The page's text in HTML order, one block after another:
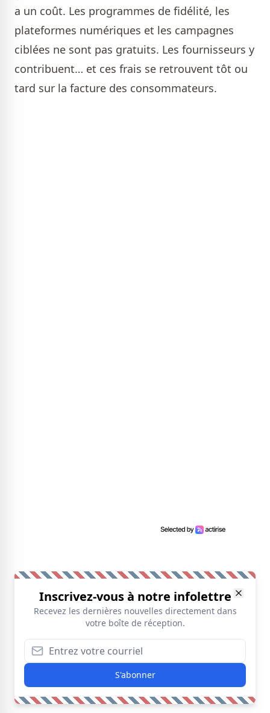
a un coût. Les programmes de fidélité, les
plateformes numériques et les campagnes
ciblées ne sont pas gratuits. Les fournisseurs y
contribuent… et ces frais se retrouvent tôt ou
tard sur la facture des consommateurs.
Inscrivez-vous à notre infolettre
Recevez les dernières nouvelles directement dans
votre boîte de réception.
S'abonner